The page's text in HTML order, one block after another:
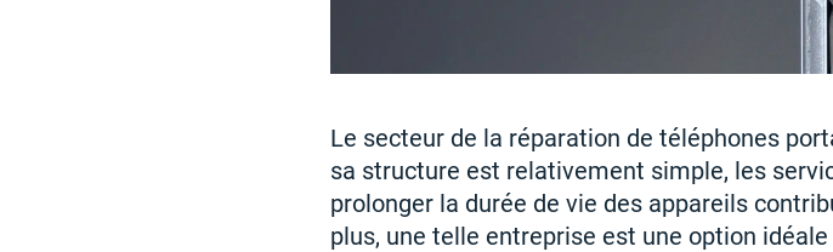
Le secteur de la réparation de téléphones
sa structure est relativement simple, les
prolonger la durée de vie des appareils
plus, une telle entreprise est une option